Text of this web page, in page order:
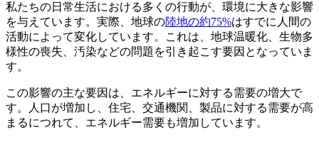
私たちの日常生活における多くの行動が、環境に大きな影響
を与えています。実際、地球の陸地の約75%はすでに人間の
活動によって変化しています。これは、地球温暖化、生物多
様性の喪失、汚染などの問題を引き起こす要因となっていま
す。
この影響の主な要因は、エネルギーに対する需要の増大で
す。人口が増加し、住宅、交通機関、製品に対する需要が高
まるにつれて、エネルギー需要も増加しています。